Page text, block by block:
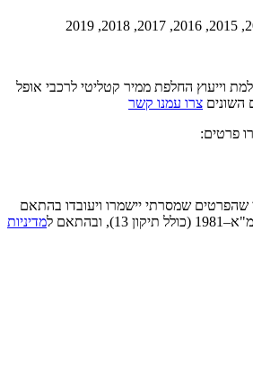
וייעוץ החלפת ממיר קטליטי לרכבי אופל
השונים צרו עמנו קשר
פרטים:
שהפרטים שמסרתי יישמרו ויעובדו בהתאם
ובהתאם ל
מדיניות